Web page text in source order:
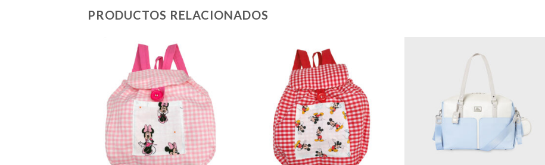
PRODUCTOS RELACIONADOS